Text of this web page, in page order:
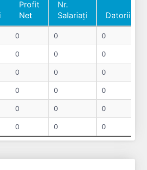
Profit
Net
Nr.
Salariați
Datorii
Net
Salariați
0 0 0
0 0 0
0 0 0
0 0 0
0 0 0
0 0 0